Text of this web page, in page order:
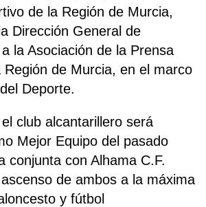
de la Región de Murcia,
Dirección General de
la Asociación de la Prensa
Región de Murcia, en el marco
Deporte.
club alcantarillero será
Mejor Equipo del pasado
conjunta con Alhama C.F.
de ambos a la máxima
y fútbol